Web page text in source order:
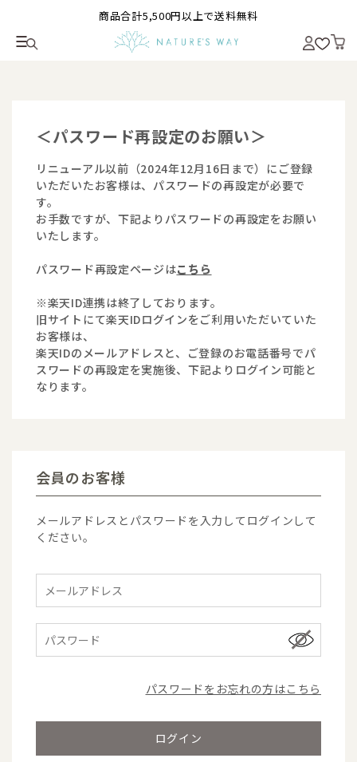
商品合計5,500円以上で送料無料
＜パスワード再設定のお願い＞
リニューアル以前（2024年12月16日まで）にご登録
いただいたお客様は、パスワードの再設定が必要で
す。
お手数ですが、下記よりパスワードの再設定をお願い
いたします。
パスワード再設定ページはこちら
※楽天ID連携は終了しております。
旧サイトにて楽天IDログインをご利用いただいていた
お客様は、
楽天IDのメールアドレスと、ご登録のお電話番号でパ
スワードの再設定を実施後、下記よりログイン可能と
なります。
会員のお客様
メールアドレスとパスワードを入力してログインして
ください。
パスワードをお忘れの方はこちら